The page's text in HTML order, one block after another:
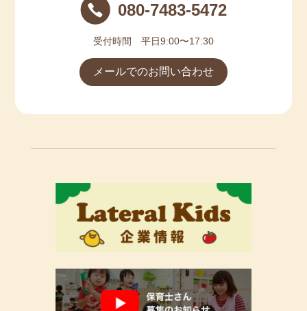
080-7483-5472
受付時間 平日9:00〜17:30
メールでのお問い合わせ